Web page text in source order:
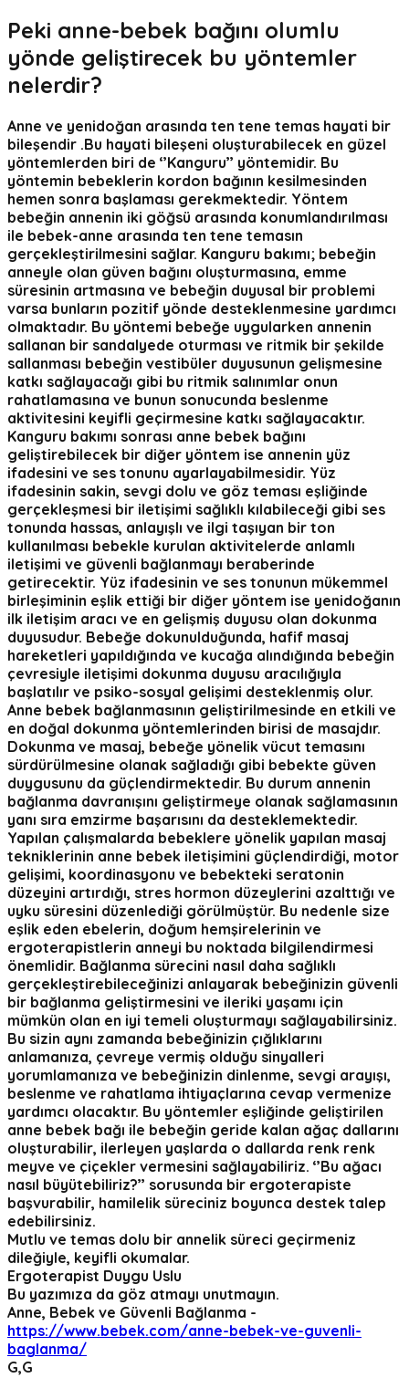
Peki anne-bebek bağını olumlu
yönde geliştirecek bu yöntemler
nelerdir?
Anne ve yenidoğan arasında ten tene temas hayati bir
bileşendir .Bu hayati bileşeni oluşturabilecek en güzel
yöntemlerden biri de ‘’Kanguru’’ yöntemidir. Bu
yöntemin bebeklerin kordon bağının kesilmesinden
hemen sonra başlaması gerekmektedir. Yöntem
bebeğin annenin iki göğsü arasında konumlandırılması
ile bebek-anne arasında ten tene temasın
gerçekleştirilmesini sağlar. Kanguru bakımı; bebeğin
anneyle olan güven bağını oluşturmasına, emme
süresinin artmasına ve bebeğin duyusal bir problemi
varsa bunların pozitif yönde desteklenmesine yardımcı
olmaktadır. Bu yöntemi bebeğe uygularken annenin
sallanan bir sandalyede oturması ve ritmik bir şekilde
sallanması bebeğin vestibüler duyusunun gelişmesine
katkı sağlayacağı gibi bu ritmik salınımlar onun
rahatlamasına ve bunun sonucunda beslenme
aktivitesini keyifli geçirmesine katkı sağlayacaktır.
Kanguru bakımı sonrası anne bebek bağını
geliştirebilecek bir diğer yöntem ise annenin yüz
ifadesini ve ses tonunu ayarlayabilmesidir. Yüz
ifadesinin sakin, sevgi dolu ve göz teması eşliğinde
gerçekleşmesi bir iletişimi sağlıklı kılabileceği gibi ses
tonunda hassas, anlayışlı ve ilgi taşıyan bir ton
kullanılması bebekle kurulan aktivitelerde anlamlı
iletişimi ve güvenli bağlanmayı beraberinde
getirecektir. Yüz ifadesinin ve ses tonunun mükemmel
birleşiminin eşlik ettiği bir diğer yöntem ise yenidoğanın
ilk iletişim aracı ve en gelişmiş duyusu olan dokunma
duyusudur. Bebeğe dokunulduğunda, hafif masaj
hareketleri yapıldığında ve kucağa alındığında bebeğin
çevresiyle iletişimi dokunma duyusu aracılığıyla
başlatılır ve psiko-sosyal gelişimi desteklenmiş olur.
Anne bebek bağlanmasının geliştirilmesinde en etkili ve
en doğal dokunma yöntemlerinden birisi de masajdır.
Dokunma ve masaj, bebeğe yönelik vücut temasını
sürdürülmesine olanak sağladığı gibi bebekte güven
duygusunu da güçlendirmektedir. Bu durum annenin
bağlanma davranışını geliştirmeye olanak sağlamasının
yanı sıra emzirme başarısını da desteklemektedir.
Yapılan çalışmalarda bebeklere yönelik yapılan masaj
tekniklerinin anne bebek iletişimini güçlendirdiği, motor
gelişimi, koordinasyonu ve bebekteki seratonin
düzeyini artırdığı, stres hormon düzeylerini azalttığı ve
uyku süresini düzenlediği görülmüştür. Bu nedenle size
eşlik eden ebelerin, doğum hemşirelerinin ve
ergoterapistlerin anneyi bu noktada bilgilendirmesi
önemlidir. Bağlanma sürecini nasıl daha sağlıklı
gerçekleştirebileceğinizi anlayarak bebeğinizin güvenli
bir bağlanma geliştirmesini ve ileriki yaşamı için
mümkün olan en iyi temeli oluşturmayı sağlayabilirsiniz.
Bu sizin aynı zamanda bebeğinizin çığlıklarını
anlamanıza, çevreye vermiş olduğu sinyalleri
yorumlamanıza ve bebeğinizin dinlenme, sevgi arayışı,
beslenme ve rahatlama ihtiyaçlarına cevap vermenize
yardımcı olacaktır. Bu yöntemler eşliğinde geliştirilen
anne bebek bağı ile bebeğin geride kalan ağaç dallarını
oluşturabilir, ilerleyen yaşlarda o dallarda renk renk
meyve ve çiçekler vermesini sağlayabiliriz. ‘’Bu ağacı
nasıl büyütebiliriz?’’ sorusunda bir ergoterapiste
başvurabilir, hamilelik süreciniz boyunca destek talep
edebilirsiniz.
Mutlu ve temas dolu bir annelik süreci geçirmeniz
dileğiyle, keyifli okumalar.
Ergoterapist Duygu Uslu
Bu yazımıza da göz atmayı unutmayın.
Anne, Bebek ve Güvenli Bağlanma -
https://www.bebek.com/anne-bebek-ve-guvenli-
baglanma/
G,G